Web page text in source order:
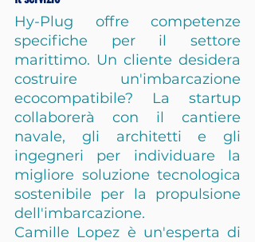
Hy-Plug offre competenze
specifiche per il settore
marittimo. Un cliente desidera
costruire un'imbarcazione
ecocompatibile? La startup
collaborerà con il cantiere
navale, gli architetti e gli
ingegneri per individuare la
migliore soluzione tecnologica
sostenibile per la propulsione
dell'imbarcazione.
Camille Lopez è un'esperta di